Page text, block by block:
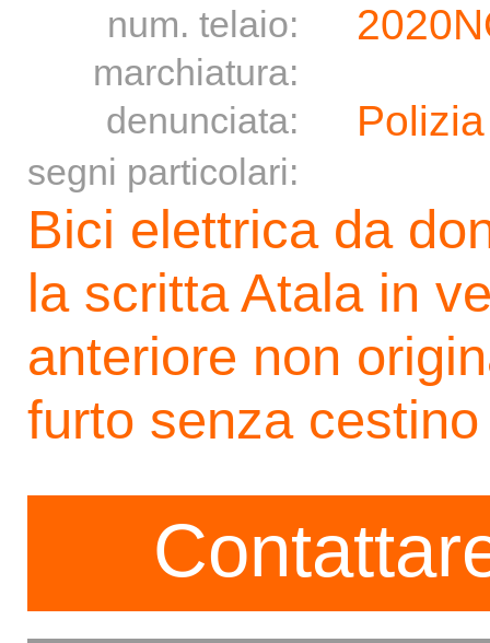
num. telaio:
marchiatura:
denunciata:
segni particolari:
Bici elettrica da
la scritta Atala in
anteriore non
furto senza cestino